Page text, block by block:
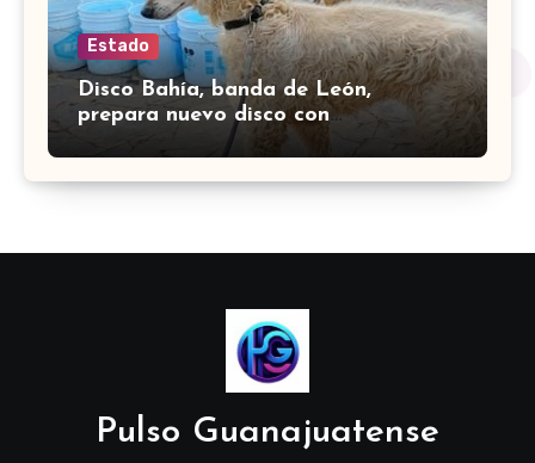
Estado
Disco Bahía, banda de León,
prepara nuevo disco con
colaboración de Little Jesus
Pulso Guanajuatense